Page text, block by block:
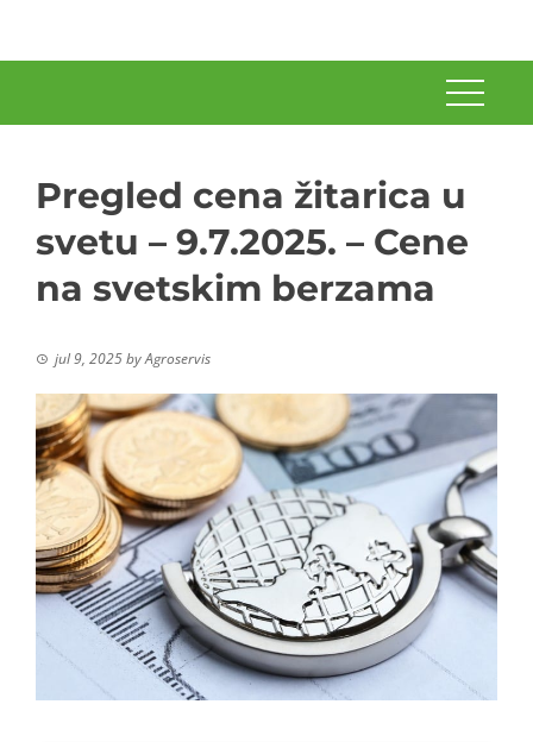
Pregled cena žitarica u
svetu – 9.7.2025. – Cene
na svetskim berzama
jul 9, 2025byAgroservis